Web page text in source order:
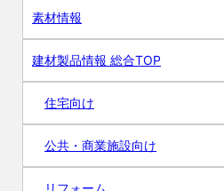
素材情報
建材製品情報 総合TOP
住宅向け
公共・商業施設向け
リフォーム